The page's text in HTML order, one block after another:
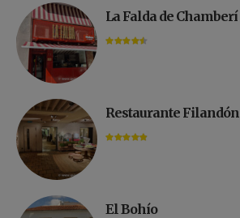
La Falda de Chamberí
Restaurante Filandón
El Bohío